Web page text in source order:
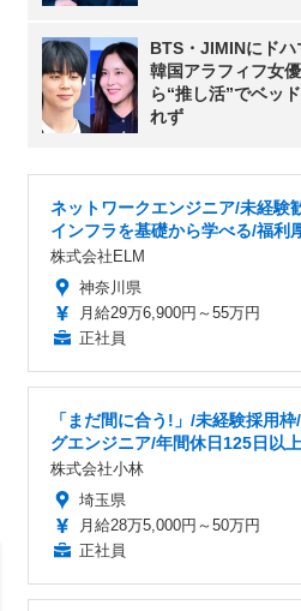
BTS・JIMINにド
韓国アラフィフ女
ら“推し活”でベッ
れず
ネットワークエンジニア/未経験
インフラを基礎から学べる/福利
株式会社ELM
神奈川県
月給29万6,900円～55万円
正社員
「まだ間に合う!」/未経験採用枠
グエンジニア/年間休日125日以上
株式会社小林
埼玉県
月給28万5,000円～50万円
正社員